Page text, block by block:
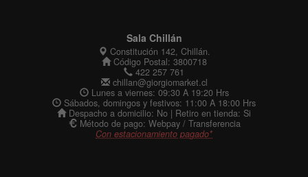
Sala Chillán
Constitución 142, Chillán.
Código Postal: 3800718
422 257 761
chillan@giorgiomarket.cl
Lunes a viernes: 09:30 A 19:20 Hrs
Sábados, domingos y festivos: 11:00 A 18:00 Hrs
Despacho a domicilio: No | Retiro en tienda: Si
Método de pago: Webpay / Transferencia
Con estacionamiento pagado*